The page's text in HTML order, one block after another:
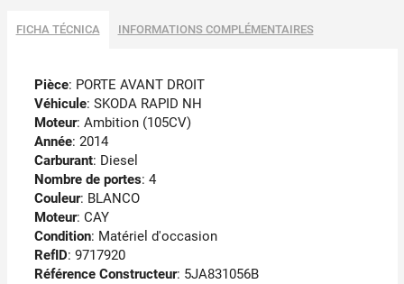
FICHA TÉCNICA INFORMATIONS COMPLÉMENTAIRES
Pièce: PORTE AVANT DROIT
Véhicule: SKODA RAPID NH
Moteur: Ambition (105CV)
Année: 2014
Carburant: Diesel
Nombre de portes: 4
Couleur: BLANCO
Moteur: CAY
Condition: Matériel d'occasion
RefID: 9717920
Référence Constructeur: 5JA831056B